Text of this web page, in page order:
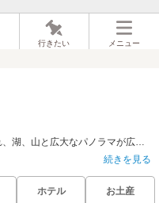
行きたい メニュー
山梨県の山中湖・忍野エリアは自然に恵まれ、湖、山と広大なパノラマが広がる。山中湖は富士五湖の一つで、中でももっとも大きな湖であるため周辺はリゾート地となっており、一年中旅行客が訪れる地域である。また忍野には国の天然記念物として指定されている忍野八海がある。八つの湧水池で形成され、中でも湧池は最も湧水が多く澄んでいる池であり、日本名水百選の一つである。
続きを見る
ホテル お土産